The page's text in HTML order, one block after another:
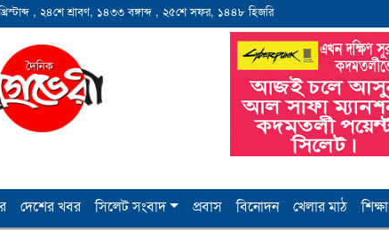
, ২৪শে শ্রাবণ, ১৪৩৩ বঙ্গাব্দ , ২৫শে সফর, ১৪৪৮ হিজরি
দেশের খবর সিলেট সংবাদ প্রবাস বিনোদন খেলার মাঠ শিক্ষা